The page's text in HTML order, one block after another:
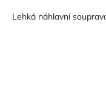
Lehká náhlavní